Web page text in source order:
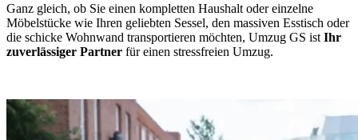
Ganz gleich, ob Sie einen kompletten Haushalt oder einzelne
Möbelstücke wie Ihren geliebten Sessel, den massiven Esstisch oder
die schicke Wohnwand transportieren möchten, Umzug GS ist Ihr
zuverlässiger Partner für einen stressfreien Umzug.